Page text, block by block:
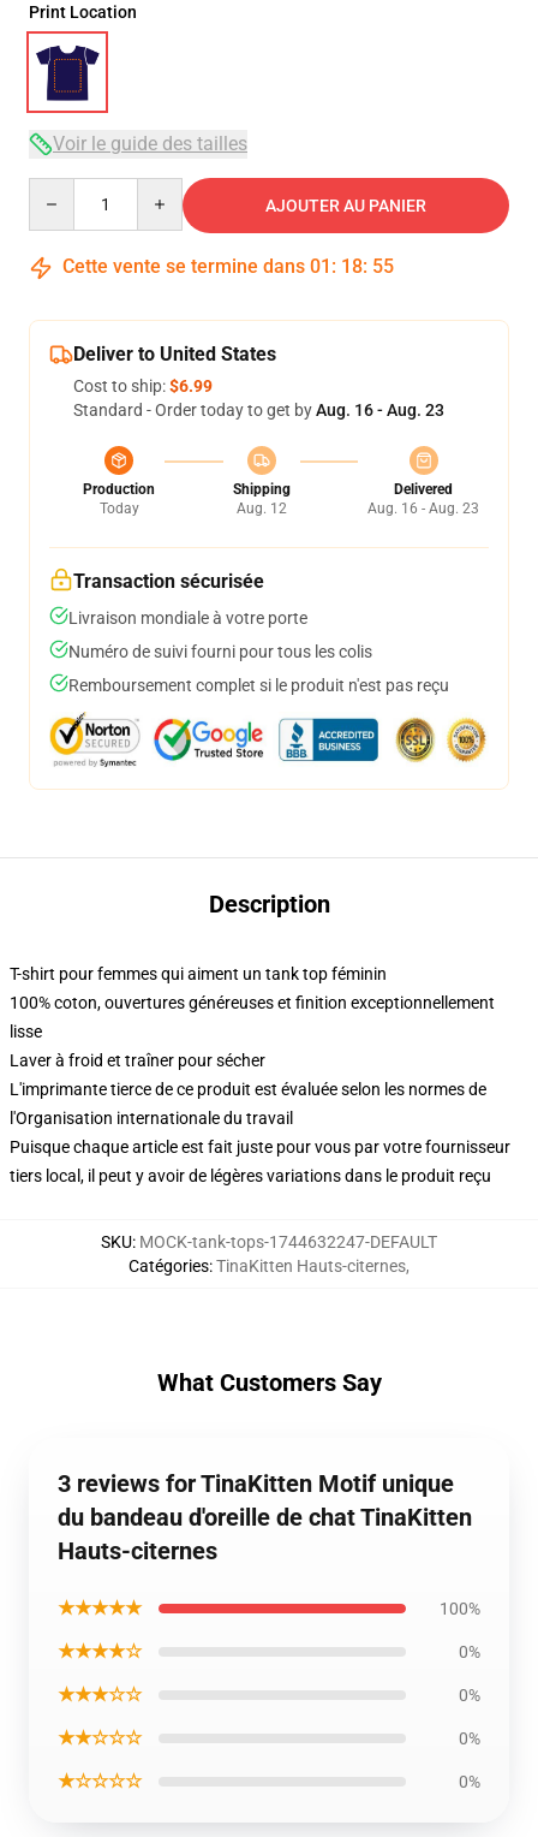
Print Location
Voir le guide des tailles
AJOUTER AU PANIER
Cette vente se termine dans 01 : 18: 54
Deliver to United States
Cost to ship:$6.99
Standard - Order today to get byAug. 16 - Aug. 23
Production
Today
Shipping
Aug. 12
Delivered
Aug. 16 - Aug. 23
Transaction sécurisée
Livraison mondiale à votre porte
Numéro de suivi fourni pour tous les colis
Remboursement complet si le produit n'est pas reçu
Description
T-shirt pour femmes qui aiment un tank top féminin
100% coton, ouvertures généreuses et finition exceptionnellement
lisse
Laver à froid et traîner pour sécher
L'imprimante tierce de ce produit est évaluée selon les normes de
l'Organisation internationale du travail
Puisque chaque article est fait juste pour vous par votre fournisseur
tiers local, il peut y avoir de légères variations dans le produit reçu
SKU: MOCK-tank-tops-1744632247-DEFAULT
Catégories:TinaKitten Hauts-citernes,
What Customers Say
3 reviews for TinaKitten Motif unique
du bandeau d'oreille de chat TinaKitten
Hauts-citernes
★★★★★ 100%
★★★★☆ 0%
★★★☆☆ 0%
★★☆☆☆ 0%
★☆☆☆☆ 0%